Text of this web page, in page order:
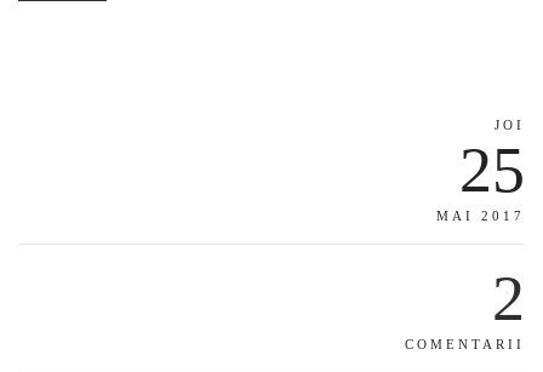
JOI
25
MAI 2017
2
COMENTARII